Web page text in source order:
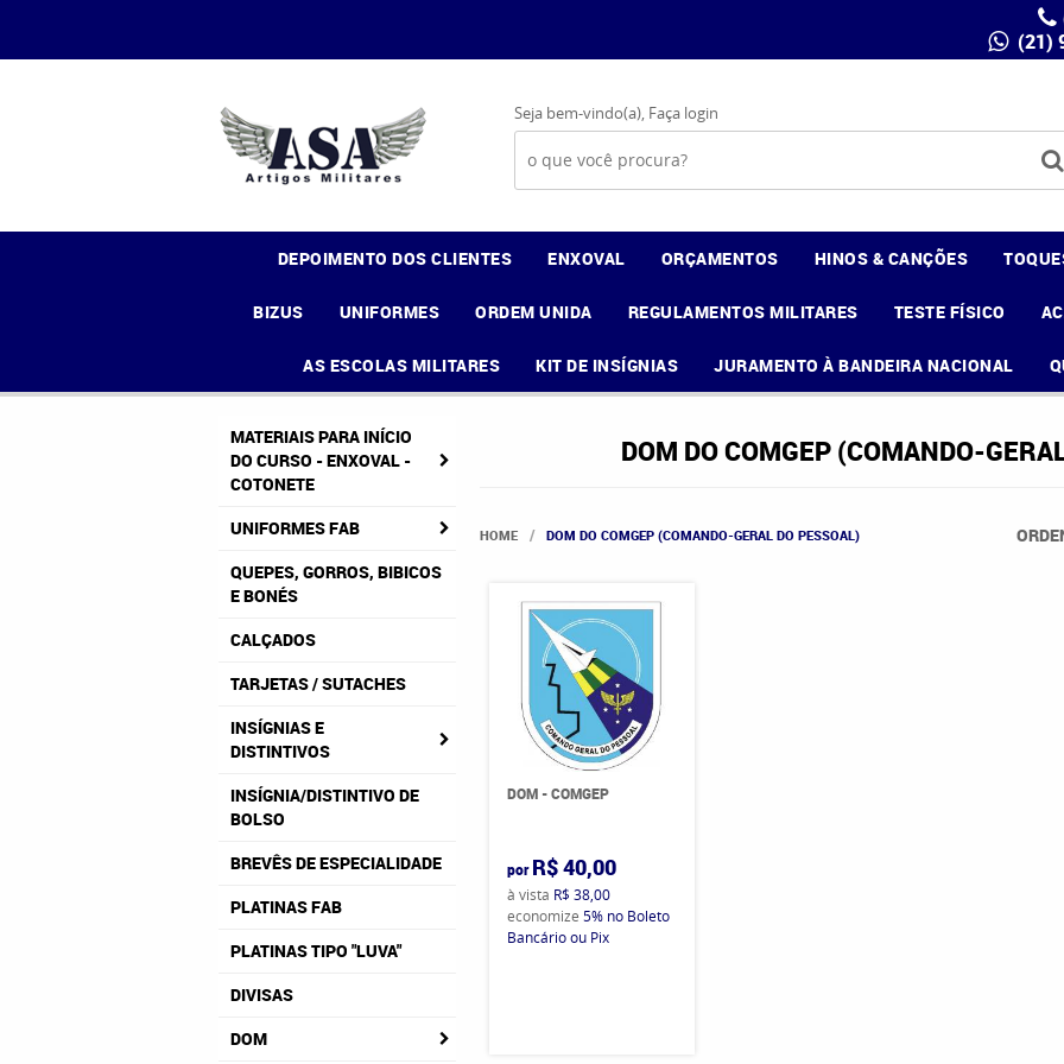
(21)
Seja bem-vindo(a), Faça login
DEPOIMENTO DOS CLIENTES ENXOVAL ORÇAMENTOS HINOS & CANÇÕES
BIZUS UNIFORMES ORDEM UNIDA REGULAMENTOS MILITARES TESTE FÍSICO
AS ESCOLAS MILITARES KIT DE INSÍGNIAS JURAMENTO À BANDEIRA NACIONAL
MATERIAIS PARA INÍCIO
DO CURSO - ENXOVAL -
COTONETE
UNIFORMES FAB
QUEPES, GORROS, BIBICOS
E BONÉS
CALÇADOS
TARJETAS / SUTACHES
INSÍGNIAS E
DISTINTIVOS
INSÍGNIA/DISTINTIVO DE
BOLSO
BREVÊS DE ESPECIALIDADE
PLATINAS FAB
PLATINAS TIPO "LUVA"
DIVISAS
DOM
DOM DO COMGEP (COMANDO-
HOME DOM DO COMGEP (COMANDO-GERAL DO PESSOAL)
DOM - COMGEP
por R$ 40,00
à vista R$ 38,00
economize 5% no Boleto
Bancário ou Pix